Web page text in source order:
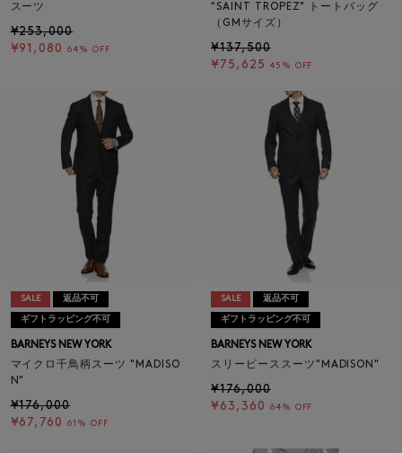
スーツ
¥253,000
¥91,080
64% OFF
"SAINT TROPEZ" トートバッグ
（GMサイズ）
¥137,500
¥75,625 45% OFF
SALE 返品不可
ギフトラッピング不可
BARNEYS NEW YORK
マイクロ千鳥柄スーツ "MADISO
N"
¥176,000
¥67,760
61% OFF
SALE 返品不可
ギフトラッピング不可
BARNEYS NEW YORK
スリーピーススーツ"MADISON"
¥176,000
¥63,360
64% OFF